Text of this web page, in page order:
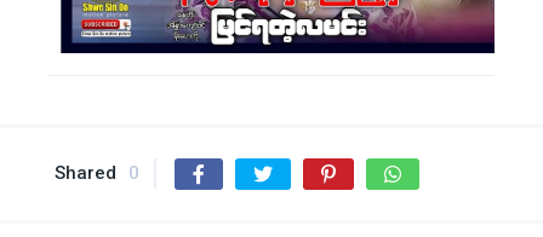
Shared 0